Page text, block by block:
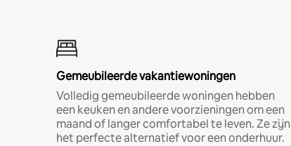
Gemeubileerde vakantiewoningen
Volledig gemeubileerde woningen hebben
een keuken en andere voorzieningen om een
maand of langer comfortabel te leven. Ze zijn
het perfecte alternatief voor een onderhuur.